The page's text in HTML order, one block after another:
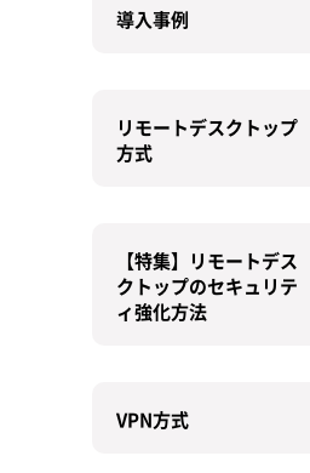
導入事例
リモートデスクトップ
方式
【特集】リモートデス
クトップのセキュリテ
ィ強化方法
VPN方式